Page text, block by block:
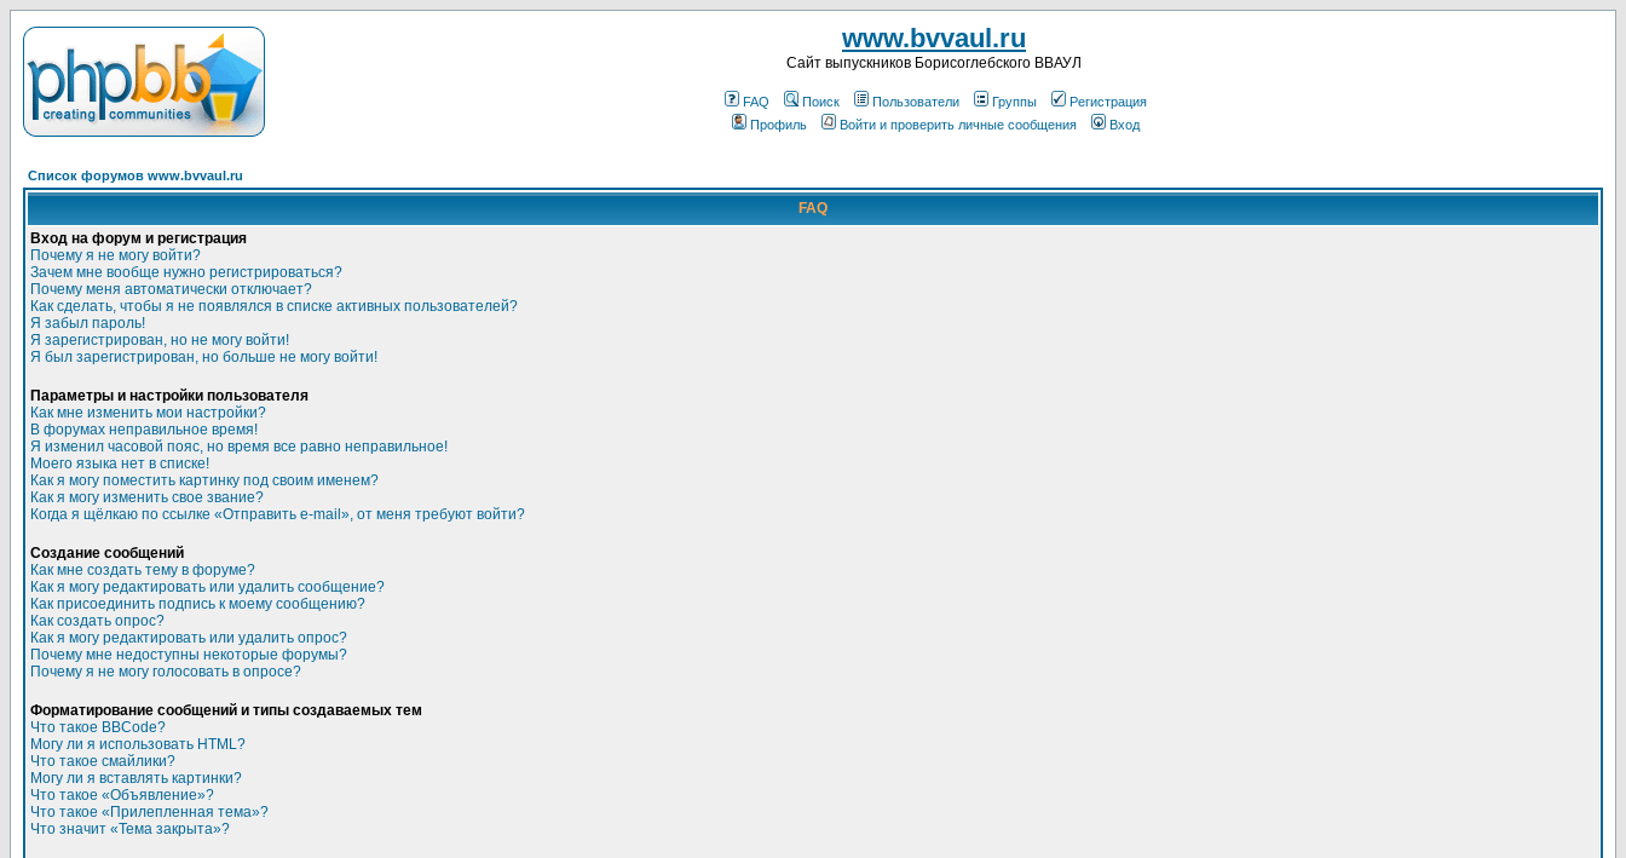
www.bvvaul.ru
Cайт выпускников Борисоглебского ВВАУЛ
FAQ Поиск Пользователи Группы
Регистрация
Профиль
Войти и проверить личные сообщения Вход
Список форумов www.bvvaul.ru
FAQ
Вход на форум и регистрация
Почему я не могу войти?
Зачем мне вообще нужно регистрироваться?
Почему меня автоматически отключает?
Как сделать, чтобы я не появлялся в списке активных пользователей?
Я забыл пароль!
Я зарегистрирован, но не могу войти!
Я был зарегистрирован, но больше не могу войти!
Параметры и настройки пользователя
Как мне изменить мои настройки?
В форумах неправильное время!
Я изменил часовой пояс, но время все равно неправильное!
Моего языка нет в списке!
Как я могу поместить картинку под своим именем?
Как я могу изменить свое звание?
Когда я щёлкаю по ссылке «Отправить e-mail», от меня требуют войти?
Создание сообщений
Как мне создать тему в форуме?
Как я могу редактировать или удалить сообщение?
Как присоединить подпись к моему сообщению?
Как создать опрос?
Как я могу редактировать или удалить опрос?
Почему мне недоступны некоторые форумы?
Почему я не могу голосовать в опросе?
Форматирование сообщений и типы создаваемых тем
Что такое BBCode?
Могу ли я использовать HTML?
Что такое смайлики?
Могу ли я вставлять картинки?
Что такое «Объявление»?
Что такое «Прилепленная тема»?
Что значит «Тема закрыта»?